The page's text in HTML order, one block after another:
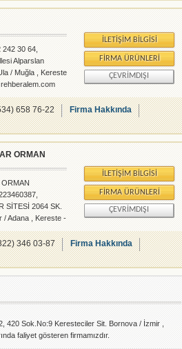
30 64,
Alparslan
/ Muğla , Kereste
gösteren
İLETIŞIM BILGISI
FIRMA ÜRÜNLERI
ÇEVRIMDIŞI
658 76-22
Firma Hakkında
ORMAN
ORMAN
SİTESİ 2064 SK.
/ Adana , Kereste -
faliyet
İLETIŞIM BILGISI
FIRMA ÜRÜNLERI
ÇEVRIMDIŞI
346 03-87
Firma Hakkında
420 Sok.No:9 Keresteciler Sit. Bornova / İzmir ,
faliyet gösteren firmamızdır.